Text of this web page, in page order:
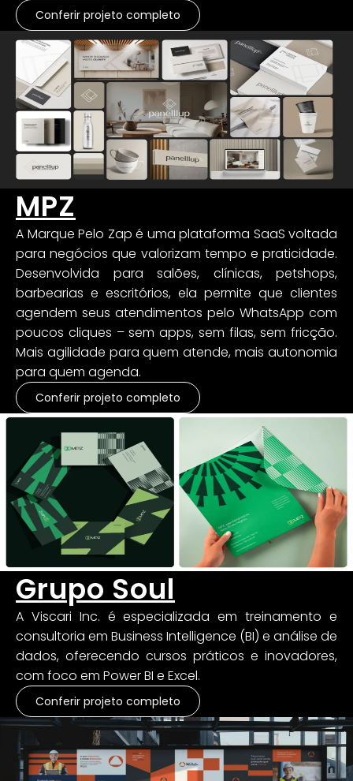
Conferir projeto completo
MPZ
A Marque Pelo Zap é uma plataforma SaaS voltada
para negócios que valorizam tempo e praticidade.
Desenvolvida para salões, clínicas, petshops,
barbearias e escritórios, ela permite que clientes
agendem seus atendimentos pelo WhatsApp com
poucos cliques – sem apps, sem filas, sem fricção.
Mais agilidade para quem atende, mais autonomia
para quem agenda.
Conferir projeto completo
Grupo Soul
A Viscari Inc. é especializada em treinamento e
consultoria em Business Intelligence (BI) e análise de
dados, oferecendo cursos práticos e inovadores,
com foco em Power BI e Excel.
Conferir projeto completo